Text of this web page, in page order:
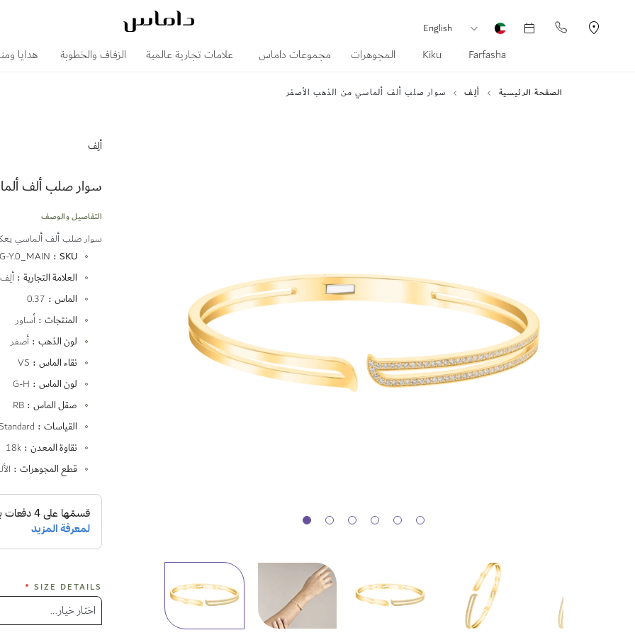
العملة لغة
English
Farfasha
Kiku المجوهرات مجموعات داماس علامات تجارية عالمية الزفاف والخطوبة هدايا
الصفحة الرئيسية ألِف سوار صلب ألف ألماسي من الذهب الأصفر
ألِف
سوار صلب ألف
التفاصيل والوصف
سوار صلب ألف ألماسي يعكس
المزيد
المعلومات
SKU
Y.0_MAIN
العلامة التجارية ألِف
الماس
0.37
المنتجات أساور
لون الذهب أصفر
نقاء الماس
VS
لون الماس
G-H
صقل الماس RB
القياسات
نقاوة المعدن 18k
قطع المجوهرات
SIZE DETAILS